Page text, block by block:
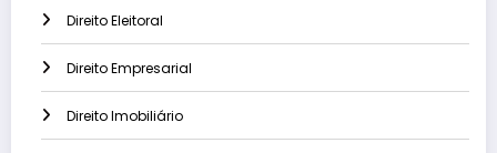
Direito Eleitoral
Direito Empresarial
Direito Imobiliário